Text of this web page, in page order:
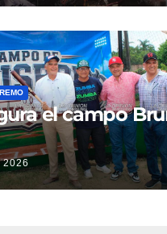
el campo
2026